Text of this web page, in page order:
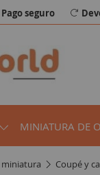
Pago seguro
MINIATURA DE
miniatura coupé y